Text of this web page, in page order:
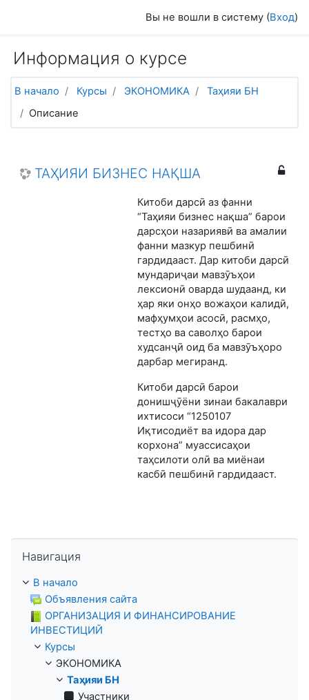
Вы не вошли в систему (Вход)
Информация о курсе
В начало Курсы ЭКОНОМИКА
Таҳияи БН
Описание
ТАҲИЯИ БИЗНЕС НАҚША
Китоби дарсӣ аз фанни
“Таҳияи бизнес нақша” барои
дарсҳои назариявӣ ва амалии
фанни мазкур пешбинӣ
гардидааст. Дар китоби дарсӣ
мундариҷаи мавзӯъҳои
лексионӣ оварда шудаанд, ки
ҳар яки онҳо вожаҳои калидӣ,
мафҳумҳои асосӣ, расмҳо,
тестҳо ва саволҳо барои
худсанҷӣ оид ба мавзӯъҳоро
дарбар мегиранд.
Китоби дарсӣ барои
донишҷӯёни зинаи бакалаври
ихтисоси “1250107
Иқтисодиёт ва идора дар
корхона” муассисаҳои
таҳсилоти олӣ ва миёнаи
касбӣ пешбинӣ гардидааст.
Навигация
В начало
Объявления сайта
ОРГАНИЗАЦИЯ И ФИНАНСИРОВАНИЕ
ИНВЕСТИЦИЙ
Курсы
ЭКОНОМИКА
Таҳияи БН
Участники